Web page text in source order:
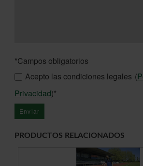
*Campos obligatorios
Acepto las condiciones legales (
Privacidad)*
PRODUCTOS RELACIONADOS